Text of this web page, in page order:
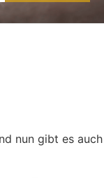
nun gibt es auch